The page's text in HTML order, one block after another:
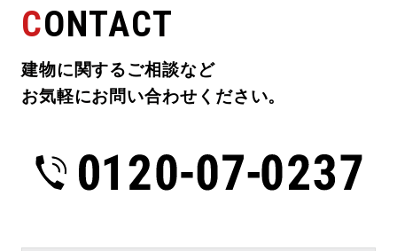
CONTACT
建物に関するご相談など
お気軽にお問い合わせください。